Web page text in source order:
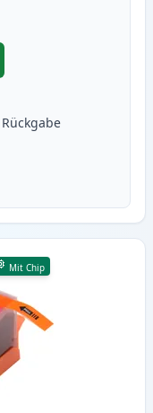
Canon CLI-571XL cyan
Mit Chip